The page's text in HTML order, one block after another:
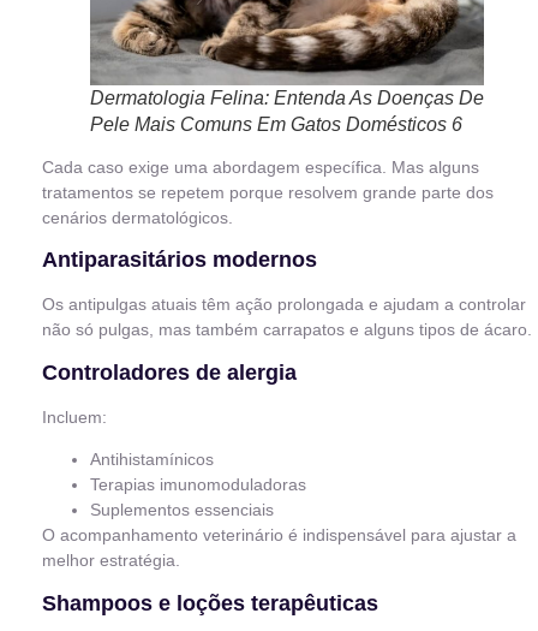
Dermatologia Felina: Entenda As Doenças De
Pele Mais Comuns Em Gatos Domésticos 6
Cada caso exige uma abordagem específica. Mas alguns
tratamentos se repetem porque resolvem grande parte dos
cenários dermatológicos.
Antiparasitários modernos
Os antipulgas atuais têm ação prolongada e ajudam a controlar
não só pulgas, mas também carrapatos e alguns tipos de ácaro.
Controladores de alergia
Incluem:
Antihistamínicos
Terapias imunomoduladoras
Suplementos essenciais
O acompanhamento veterinário é indispensável para ajustar a
melhor estratégia.
Shampoos e loções terapêuticas